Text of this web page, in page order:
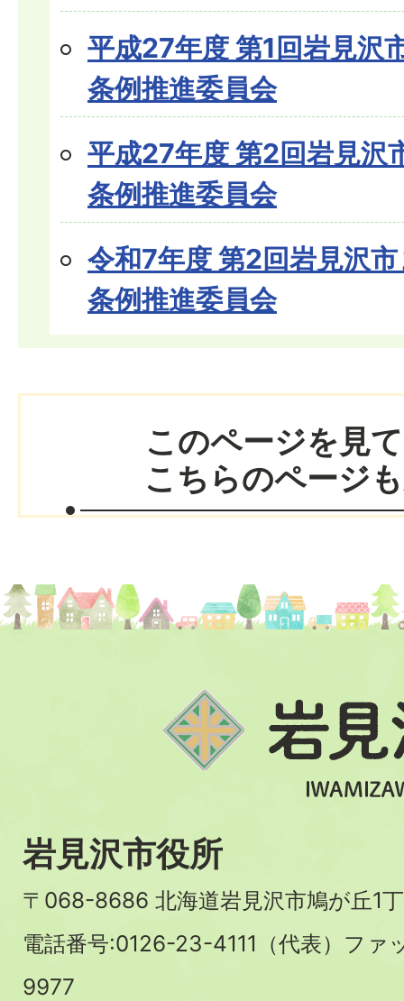
平成27年度 第1回岩見沢
条例推進委員会
平成27年度 第2回岩見沢
条例推進委員会
令和7年度 第2回岩見沢
条例推進委員会
このページを見
こちらのページ
岩見沢市役所
〒068-8686 北海道岩見沢市鳩が丘1
電話番号:0126-23-4111（代表）フ
9977